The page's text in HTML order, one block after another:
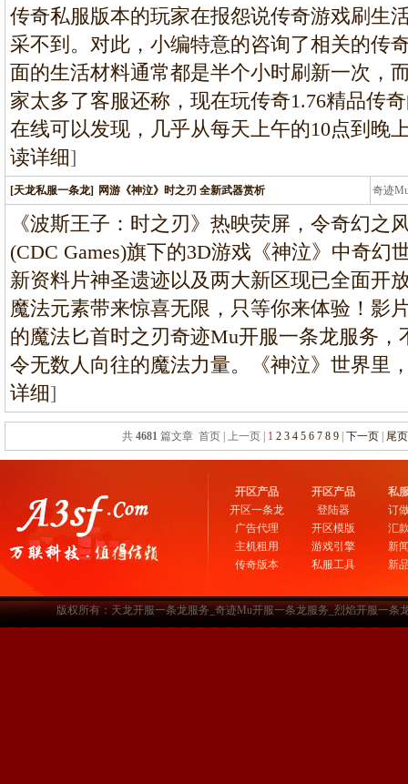
传奇私服版本的玩家在报怨说传奇游戏刷生
采不到。对此，小编特意的咨询了相关的传
面的生活材料通常都是半个小时刷新一次，
家太多了客服还称，现在玩传奇1.76精品传
在线可以发现，几乎从每天上午的10点到晚
读详细]
[天龙私服一条龙] 网游《神泣》时之刃 全新武器赏析 奇迹
条
《波斯王子：时之刃》热映荧屏，令奇幻之
(CDC Games)旗下的3D游戏《神泣》中奇幻
新资料片神圣遗迹以及两大新区现已全面开
魔法元素带来惊喜无限，只等你来体验！影
的魔法匕首时之刃奇迹Mu开服一条龙服务
令无数人向往的魔法力量。《神泣》世界里
详细]
共 4681篇文章 首页 | 上一页 | 1 2 3 4 5 6 7 8 9| 下一页| 尾
开区产品
开区一条龙
广告代理
主机租用
传奇版本
开区产品
登陆器
开区模版
游戏引擎
私服工具
私
订
汇
新
新
版权所有：天龙开服一条龙服务_奇迹Mu开服一条龙服务_烈焰开服一条